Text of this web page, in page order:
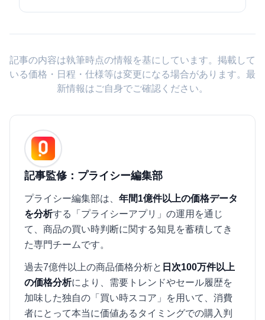
記事の内容は執筆時点の情報を基にしています。掲載して
いる価格・日程・仕様等は変更になる場合があります。最
新情報はご自身でご確認ください。
記事監修：プライシー編集部
プライシー編集部は、 年間1億件以上の価格データ
を分析する「プライシーアプリ」の運用を通じ
て、商品の買い時判断に関する知見を蓄積してき
た専門チームです。
過去7億件以上の商品価格分析と 日次100万件以上
の価格分析により、需要トレンドやセール履歴を
加味した独自の「買い時スコア」を用いて、消費
者にとって本当に価値あるタイミングでの購入判